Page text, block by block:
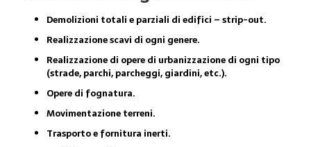
Demolizioni totali e parziali di edifici – strip-out.
Realizzazione scavi di ogni genere.
Realizzazione di opere di urbanizzazione di ogni tipo
(strade, parchi, parcheggi, giardini, etc.).
Opere di fognatura.
Movimentazione terreni.
Trasporto e fornitura inerti.